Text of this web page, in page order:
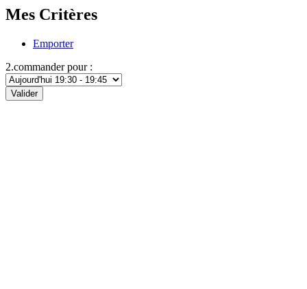
Mes Critères
Emporter
2.commander pour :
Valider